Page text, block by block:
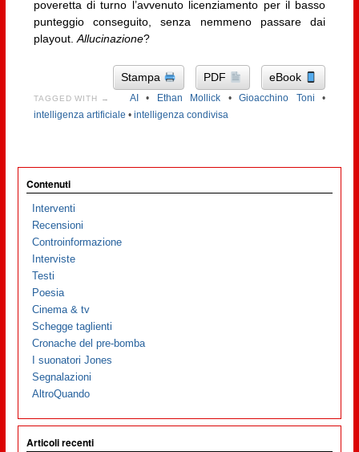
poveretta di turno l’avvenuto licenziamento per il basso
punteggio conseguito, senza nemmeno passare dai
playout. Allucinazione?
Stampa PDF eBook
TAGGED WITH → AI • Ethan Mollick •Gioacchino Toni •
intelligenza artificiale • intelligenza condivisa
Contenuti
Interventi
Recensioni
Controinformazione
Interviste
Testi
Poesia
Cinema & tv
Schegge taglienti
Cronache del pre-bomba
I suonatori Jones
Segnalazioni
AltroQuando
Articoli recenti